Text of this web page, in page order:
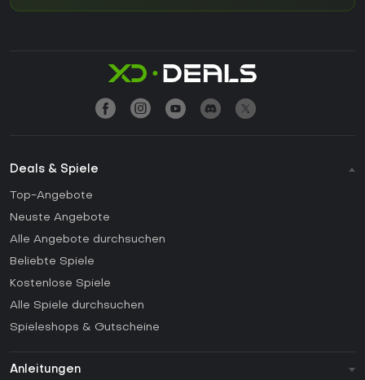
Deals & Spiele
Top-Angebote
Neuste Angebote
Alle Angebote durchsuchen
Beliebte Spiele
Kostenlose Spiele
Alle Spiele durchsuchen
Spieleshops & Gutscheine
Anleitungen